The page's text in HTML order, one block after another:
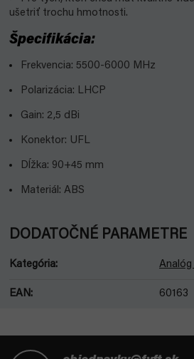
ušetriť trochu hmotnosti.
Špecifikácia:
Frekvencia: 5500-6000 MHz
Polarizácia: LHCP
Gain: 2,5 dBi
Konektor: UFL
Dĺžka: 90+45 mm
Materiál: ABS
DODATOČNÉ PARAMETRE
Kategória:
EAN: 60163